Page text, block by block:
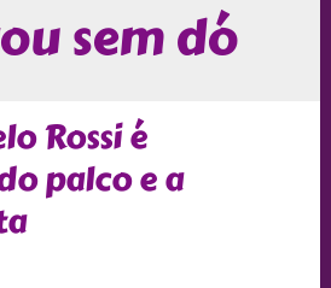
sem dó
Rossi é
palco e a